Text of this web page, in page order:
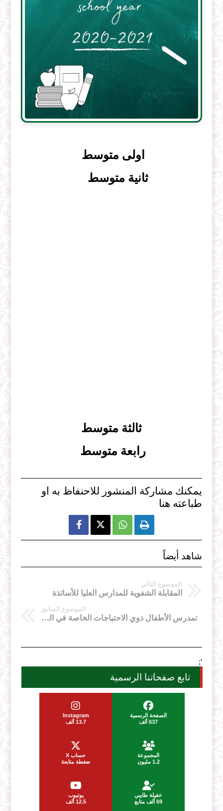
اولى متوسط
ثانية متوسط
ثالثة متوسط
رابعة متوسط
يمكنك مشاركة المنشور للاحنفاظ به او
طباعته هنا
  
شاهد أيضاً
الموضوع التالي
المقابلة الشفوية للمدارس العليا للأساتذة
الموضوع السابق
تمدرس الأطفال ذوي الاحتياجات الخاصة في المؤسسات التعليمية
';
تابع صفحاتنا الرسمية
الصفحة الرسمية
637 ألف
Instagram
13.7 ألف
المجموعة
1.2 مليون
حساب X
ضغطة متابعة
عقيلة طايبي
69 ألف متابع
يوتيوب
12.5 ألف